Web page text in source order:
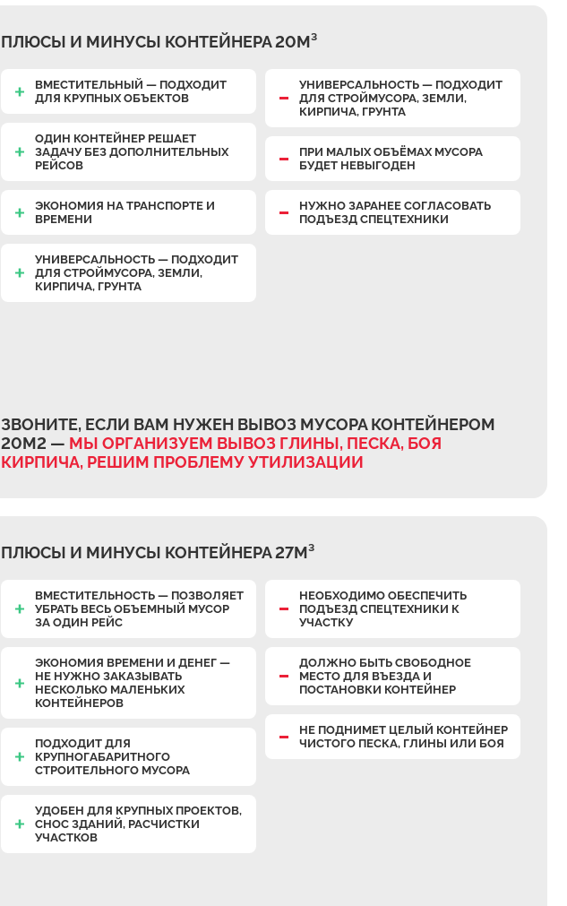
ПЛЮСЫ И МИНУСЫ КОНТЕЙНЕРА 20М³
ВМЕСТИТЕЛЬНЫЙ — ПОДХОДИТ
ДЛЯ КРУПНЫХ ОБЪЕКТОВ
ОДИН КОНТЕЙНЕР РЕШАЕТ
ЗАДАЧУ БЕЗ ДОПОЛНИТЕЛЬНЫХ
РЕЙСОВ
ЭКОНОМИЯ НА ТРАНСПОРТЕ И
ВРЕМЕНИ
УНИВЕРСАЛЬНОСТЬ — ПОДХОДИТ
ДЛЯ СТРОЙМУСОРА, ЗЕМЛИ,
КИРПИЧА, ГРУНТА
УНИВЕРСАЛЬНОСТЬ — ПОДХОДИТ
ДЛЯ СТРОЙМУСОРА, ЗЕМЛИ,
КИРПИЧА, ГРУНТА
ПРИ МАЛЫХ ОБЪЁМАХ МУСОРА
БУДЕТ НЕВЫГОДЕН
НУЖНО ЗАРАНЕЕ СОГЛАСОВАТЬ
ПОДЪЕЗД СПЕЦТЕХНИКИ
ЗВОНИТЕ, ЕСЛИ ВАМ НУЖЕН ВЫВОЗ МУСОРА КОНТЕЙНЕРОМ
20М2 — МЫ ОРГАНИЗУЕМ ВЫВОЗ ГЛИНЫ, ПЕСКА, БОЯ
КИРПИЧА, РЕШИМ ПРОБЛЕМУ УТИЛИЗАЦИИ
ПЛЮСЫ И МИНУСЫ КОНТЕЙНЕРА 27М³
ВМЕСТИТЕЛЬНОСТЬ — ПОЗВОЛЯЕТ
УБРАТЬ ВЕСЬ ОБЪЕМНЫЙ МУСОР
ЗА ОДИН РЕЙС
ЭКОНОМИЯ ВРЕМЕНИ И ДЕНЕГ —
НЕ НУЖНО ЗАКАЗЫВАТЬ
НЕСКОЛЬКО МАЛЕНЬКИХ
КОНТЕЙНЕРОВ
ПОДХОДИТ ДЛЯ
КРУПНОГАБАРИТНОГО
СТРОИТЕЛЬНОГО МУСОРА
УДОБЕН ДЛЯ КРУПНЫХ ПРОЕКТОВ,
СНОС ЗДАНИЙ, РАСЧИСТКИ
УЧАСТКОВ
НЕОБХОДИМО ОБЕСПЕЧИТЬ
ПОДЪЕЗД СПЕЦТЕХНИКИ К
УЧАСТКУ
ДОЛЖНО БЫТЬ СВОБОДНОЕ
МЕСТО ДЛЯ ВЪЕЗДА И
ПОСТАНОВКИ КОНТЕЙНЕР
НЕ ПОДНИМЕТ ЦЕЛЫЙ КОНТЕЙНЕР
ЧИСТОГО ПЕСКА, ГЛИНЫ ИЛИ БОЯ